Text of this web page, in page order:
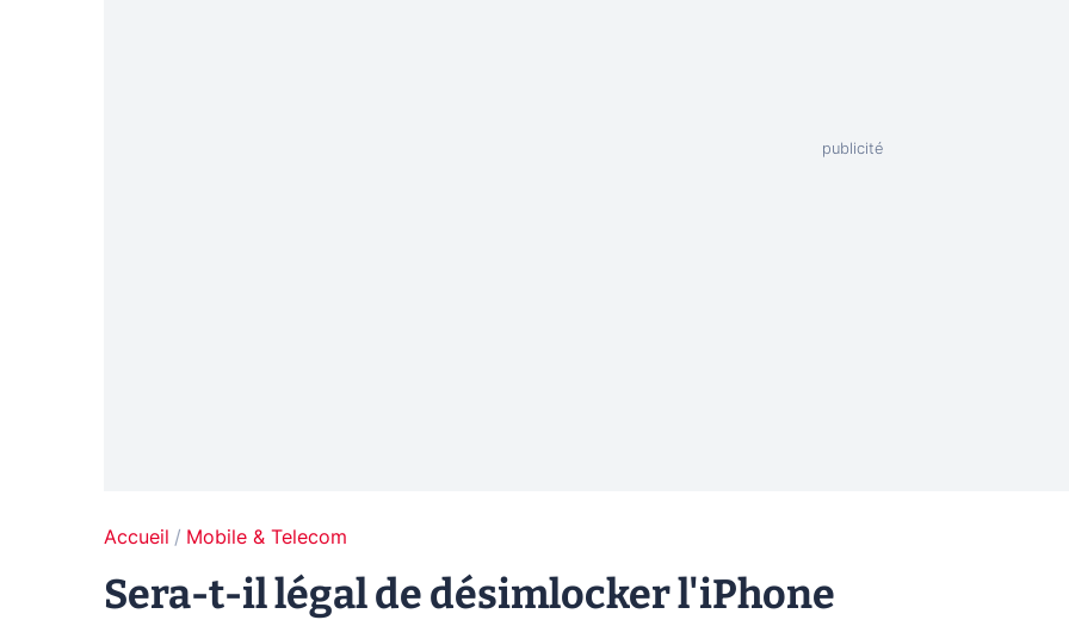
Accueil Mobile & Telecom
Sera-t-il légal de désimlocker l'iPhone